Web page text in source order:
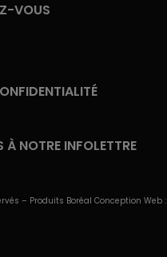
VOUS
NOTRE INFOLETTRE
– Produits Boréal Conception Web :